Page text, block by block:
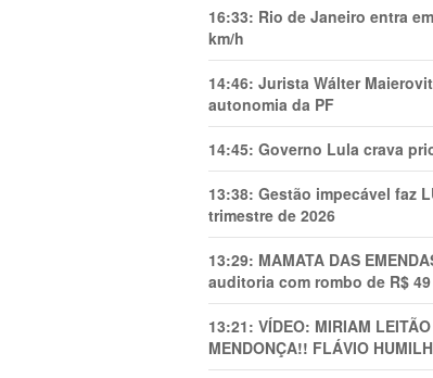
16:33: Rio de Janeiro entra
km/h
14:46: Jurista Wálter
autonomia da PF
14:45: Governo Lula crava
13:38: Gestão impecável faz
trimestre de 2026
13:29: MAMATA DAS
auditoria com rombo de R$
13:21: VÍDEO: MIRIAM
MENDONÇA!! FLÁVIO